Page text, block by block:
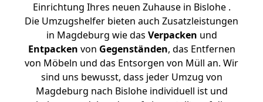
Einrichtung Ihres neuen Zuhause in Bislohe .
Die Umzugshelfer bieten auch Zusatzleistungen
in Magdeburg wie das Verpacken und
Entpacken von Gegenständen, das Entfernen
von Möbeln und das Entsorgen von Müll an. Wir
sind uns bewusst, dass jeder Umzug von
Magdeburg nach Bislohe individuell ist und